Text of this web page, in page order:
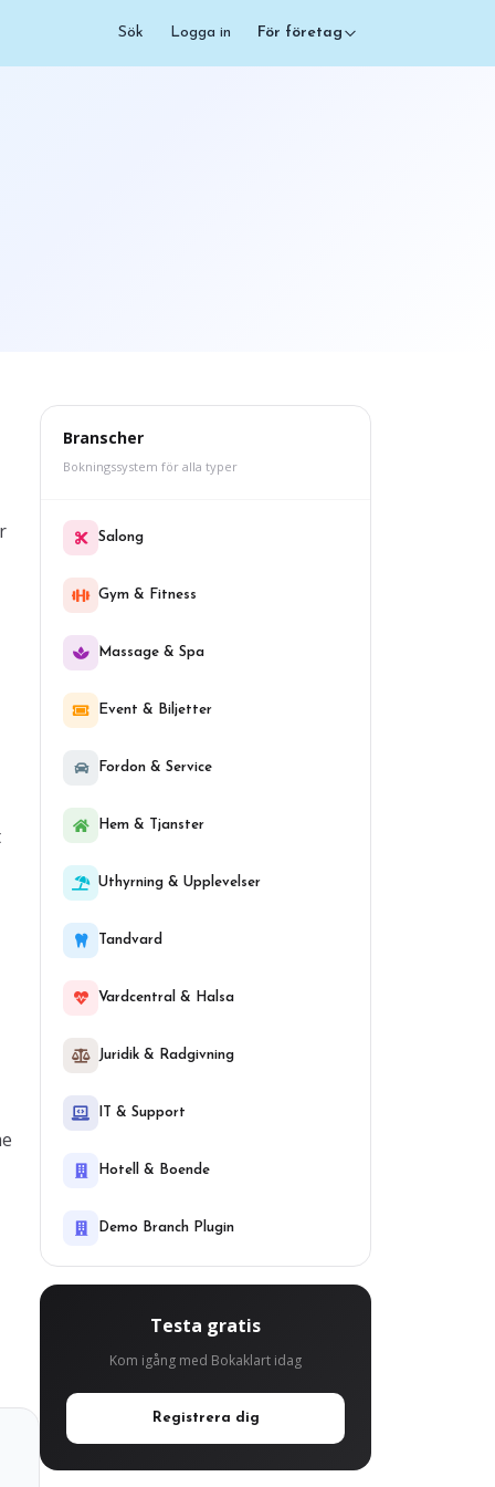
Sök Logga in För företag
Branscher
Bokningssystem för alla typer
Salong
Gym & Fitness
Massage & Spa
Event & Biljetter
Fordon & Service
Hem & Tjanster
Uthyrning & Upplevelser
Tandvard
Vardcentral & Halsa
Juridik & Radgivning
IT & Support
Hotell & Boende
Demo Branch Plugin
Testa gratis
Kom igång med Bokaklart idag
Registrera dig